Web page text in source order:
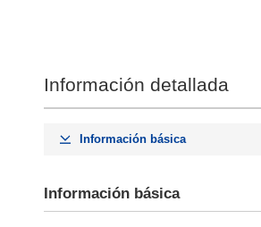
Información detallada
Información básica
Información básica